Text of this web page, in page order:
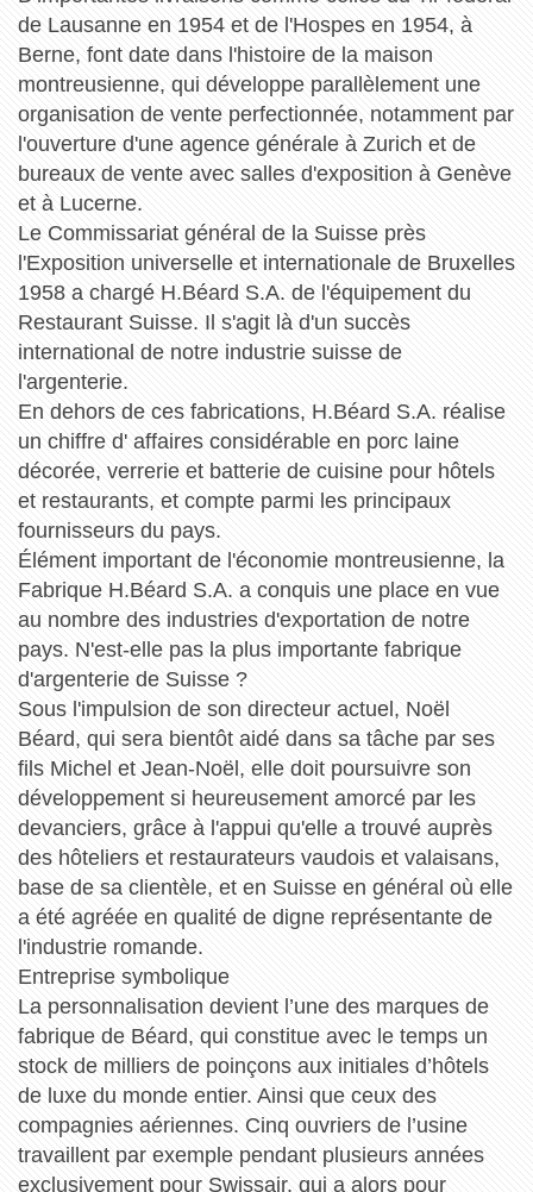
de Lausanne en 1954 et de l'Hospes en 1954, à
Berne, font date dans l'histoire de la maison
montreusienne, qui développe parallèlement une
organisation de vente perfectionnée, notamment par
l'ouverture d'une agence générale à Zurich et de
bureaux de vente avec salles d'exposition à Genève
et à Lucerne.
Le Commissariat général de la Suisse près
l'Exposition universelle et internationale de Bruxelles
1958 a chargé H.Béard S.A. de l'équipement du
Restaurant Suisse. Il s'agit là d'un succès
international de notre industrie suisse de
l'argenterie.
En dehors de ces fabrications, H.Béard S.A. réalise
un chiffre d' affaires considérable en porc laine
décorée, verrerie et batterie de cuisine pour hôtels
et restaurants, et compte parmi les principaux
fournisseurs du pays.
Élément important de l'économie montreusienne, la
Fabrique H.Béard S.A. a conquis une place en vue
au nombre des industries d'exportation de notre
pays. N'est-elle pas la plus importante fabrique
d'argenterie de Suisse ?
Sous l'impulsion de son directeur actuel, Noël
Béard, qui sera bientôt aidé dans sa tâche par ses
fils Michel et Jean-Noël, elle doit poursuivre son
développement si heureusement amorcé par les
devanciers, grâce à l'appui qu'elle a trouvé auprès
des hôteliers et restaurateurs vaudois et valaisans,
base de sa clientèle, et en Suisse en général où elle
a été agréée en qualité de digne représentante de
l'industrie romande.
Entreprise symbolique
La personnalisation devient l’une des marques de
fabrique de Béard, qui constitue avec le temps un
stock de milliers de poinçons aux initiales d’hôtels
de luxe du monde entier. Ainsi que ceux des
compagnies aériennes. Cinq ouvriers de l’usine
travaillent par exemple pendant plusieurs années
exclusivement pour Swissair, qui a alors pour